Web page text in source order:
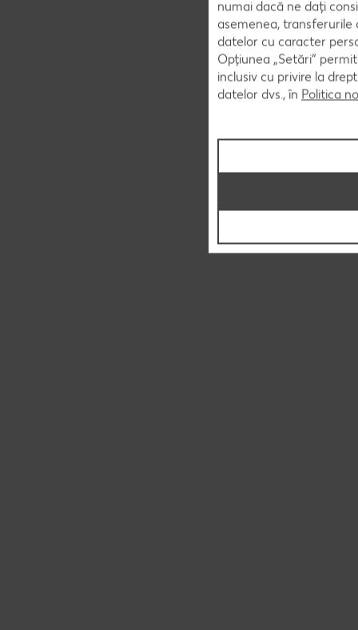
numai dacă ne dați
asemenea,
datelor cu caracter
Opțiunea „Setări”
inclusiv cu privire la
datelor dvs., în Politica